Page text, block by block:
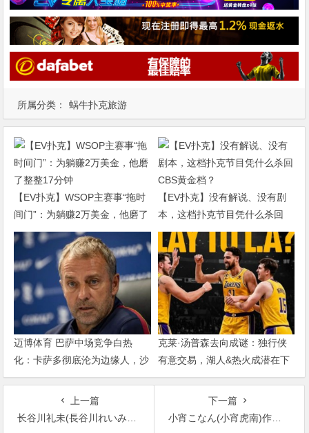
所属分类： 蜗牛扑克旅游
【EV扑克】WSOP主赛事“拖时
间门”：为躺赚2万美金，他磨了
整整17分钟
【EV扑克】没有解说、没有剧
本，这档扑克节目凭什么杀回
CBS黄金档？
迈博体育 巴萨中场竞争白热
化：卡萨多彻底沦为边缘人，沙
特高薪邀约引发去留两难
克莱·汤普森去向成谜：独行侠
有意交易，湖人&热火成潜在下
家，大发体育助力你的致富之
上一篇
长谷川礼未(長谷川れいみ)出道作品番号及封面，长谷川礼未个人简介【EV扑克下载】
下一篇
小宵こなん(小宵虎南)作品SSIS-561发布！巨乳女上司跟处男下属出差！喝醉后不小心就帮他破处了【EV扑克下载】